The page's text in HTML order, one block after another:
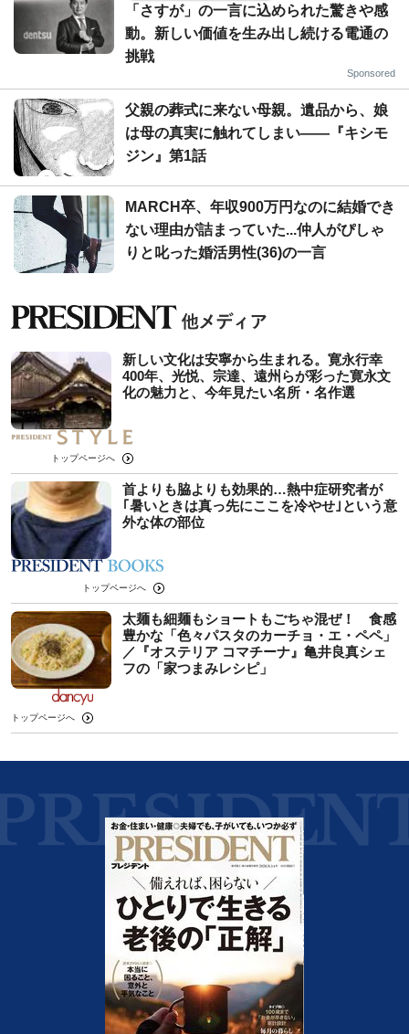
「さすが」の一言に込められた驚きや感
動。新しい価値を生み出し続ける電通の
挑戦
Sponsored
父親の葬式に来ない母親。遺品から、娘
は母の真実に触れてしまい――『キシモ
ジン』第1話
MARCH卒、年収900万円なのに結婚でき
ない理由が詰まっていた...仲人がぴしゃ
りと叱った婚活男性(36)の一言
新しい文化は安寧から生まれる。寛永行幸
400年、光悦、宗達、遠州らが彩った寛永文
化の魅力と、今年見たい名所・名作選
トップページへ
首よりも脇よりも効果的…熱中症研究者が
｢暑いときは真っ先にここを冷やせ｣という意
外な体の部位
トップページへ
太麺も細麺もショートもごちゃ混ぜ！ 食感
豊かな「色々パスタのカーチョ・エ・ペペ」
／『オステリア コマチーナ』亀井良真シェ
フの「家つまみレシピ」
トップページへ